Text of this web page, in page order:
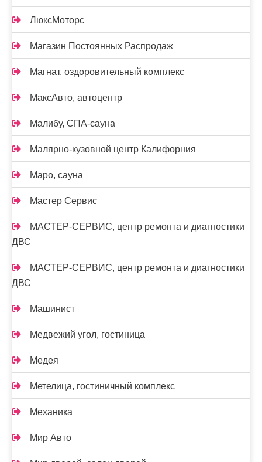
ЛюксМоторс
Магазин Постоянных Распродаж
Магнат, оздоровительный комплекс
МаксАвто, автоцентр
Малибу, СПА-сауна
Малярно-кузовной центр Калифорния
Маро, сауна
Мастер Сервис
МАСТЕР-СЕРВИС, центр ремонта и диагностики
ДВС
МАСТЕР-СЕРВИС, центр ремонта и диагностики
ДВС
Машинист
Медвежий угол, гостиница
Медея
Метелица, гостиничный комплекс
Механика
Мир Авто